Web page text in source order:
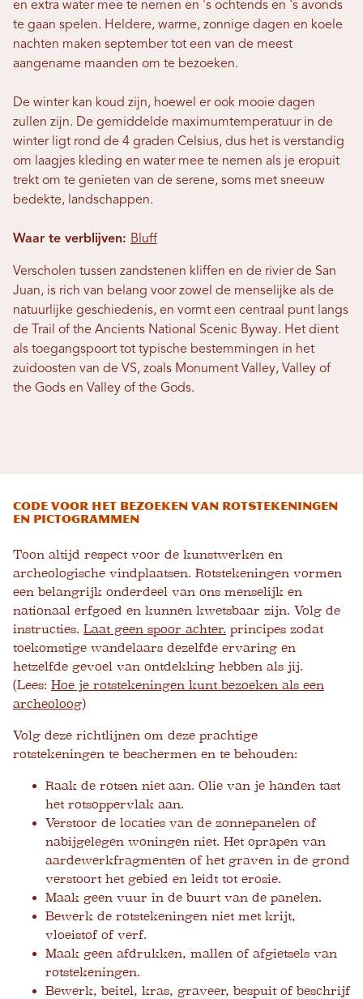
en extra water mee te nemen en 's ochtends en 's avonds
te gaan spelen. Heldere, warme, zonnige dagen en koele
nachten maken september tot een van de meest
aangename maanden om te bezoeken.
De winter kan koud zijn, hoewel er ook mooie dagen
zullen zijn. De gemiddelde maximumtemperatuur in de
winter ligt rond de 4 graden Celsius, dus het is verstandig
om laagjes kleding en water mee te nemen als je eropuit
trekt om te genieten van de serene, soms met sneeuw
bedekte, landschappen.
Waar te verblijven: Bluff
Verscholen tussen zandstenen kliffen en de rivier de San
Juan, is rich van belang voor zowel de menselijke als de
natuurlijke geschiedenis, en vormt een centraal punt langs
de Trail of the Ancients National Scenic Byway. Het dient
als toegangspoort tot typische bestemmingen in het
zuidoosten van de VS, zoals Monument Valley, Valley of
the Gods en Valley of the Gods.
Code voor het bezoeken van rotstekeningen
en pictogrammen
Toon altijd respect voor de kunstwerken en
archeologische vindplaatsen. Rotstekeningen vormen
een belangrijk onderdeel van ons menselijk en
nationaal erfgoed en kunnen kwetsbaar zijn. Volg de
instructies. Laat geen spoor achter. principes zodat
toekomstige wandelaars dezelfde ervaring en
hetzelfde gevoel van ontdekking hebben als jij.
(Lees: Hoe je rotstekeningen kunt bezoeken als een
archeoloog)
Volg deze richtlijnen om deze prachtige
rotstekeningen te beschermen en te behouden:
Raak de rotsen niet aan. Olie van je handen tast
het rotsoppervlak aan.
Verstoor de locaties van de zonnepanelen of
nabijgelegen woningen niet. Het oprapen van
aardewerkfragmenten of het graven in de grond
verstoort het gebied en leidt tot erosie.
Maak geen vuur in de buurt van de panelen.
Bewerk de rotstekeningen niet met krijt,
vloeistof of verf.
Maak geen afdrukken, mallen of afgietsels van
rotstekeningen.
Bewerk, beitel, kras, graveer, bespuit of beschrijf